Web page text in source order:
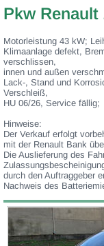
Pkw Renault
Motorleistung 43 kW;
Klimaanlage defekt,
verschlissen,
innen und außen
Lack-, Stand und
Verschleiß,
HU 06/26, Service fällig;
Hinweise:
Der Verkauf erfolgt
mit der Renault Bank
Die Auslieferung des
durch den Auftraggeber
Nachweis des